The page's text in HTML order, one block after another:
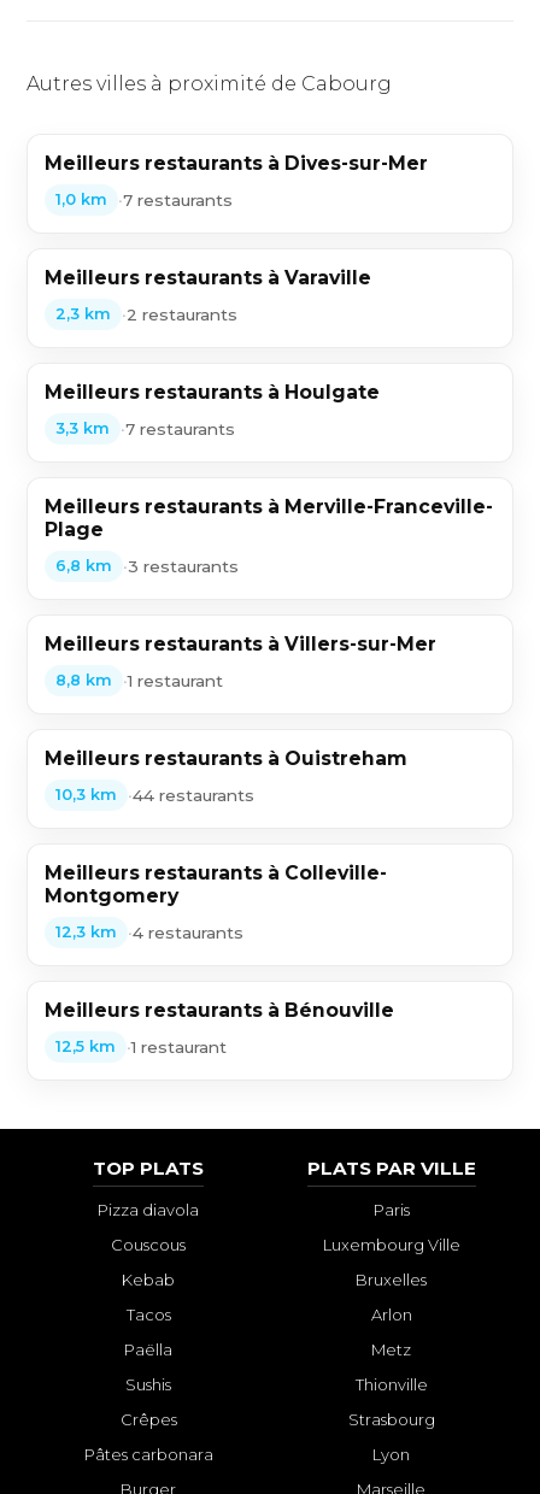
Autres villes à proximité de Cabourg
Meilleurs restaurants à Dives-sur-Mer
1,0 km •7 restaurants
Meilleurs restaurants à Varaville
2,3 km •2 restaurants
Meilleurs restaurants à Houlgate
3,3 km •7 restaurants
Meilleurs restaurants à Merville-Franceville-
Plage
6,8 km •3 restaurants
Meilleurs restaurants à Villers-sur-Mer
8,8 km •1 restaurant
Meilleurs restaurants à Ouistreham
10,3 km •44 restaurants
Meilleurs restaurants à Colleville-
Montgomery
12,3 km •4 restaurants
Meilleurs restaurants à Bénouville
12,5 km •1 restaurant
TOP PLATS
Pizza diavola
Couscous
Kebab
Tacos
Paëlla
Sushis
Crêpes
Pâtes carbonara
Burger
PLATS PAR VILLE
Paris
Luxembourg Ville
Bruxelles
Arlon
Metz
Thionville
Strasbourg
Lyon
Marseille